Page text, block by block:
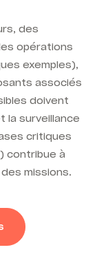
des
opérations
exemples),
associés
doivent
la surveillance
critiques
contribue à
missions.